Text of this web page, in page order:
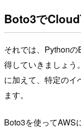
Boto3で
それでは、Python
得していきましょう
に加えて、特定のイ
ます。
Boto3を使ってAWS